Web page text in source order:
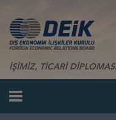
İŞİMİZ, TİCARİ